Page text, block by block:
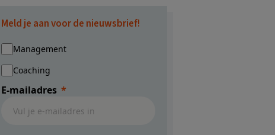
Meld je aan voor de nieuwsbrief!
Management
Coaching
E-mailadres